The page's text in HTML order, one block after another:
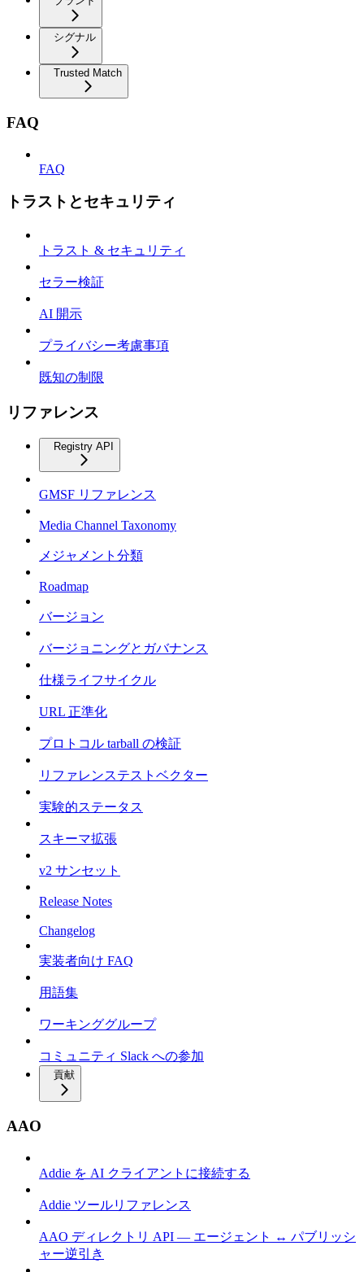
シグナル
Trusted Match
FAQ
FAQ
トラストとセキュリティ
トラスト & セキュリティ
セラー検証
AI 開示
プライバシー考慮事項
既知の制限
リファレンス
Registry API
GMSF リファレンス
Media Channel Taxonomy
メジャメント分類
Roadmap
バージョン
バージョニングとガバナンス
仕様ライフサイクル
URL 正準化
プロトコル tarball の検証
リファレンステストベクター
実験的ステータス
スキーマ拡張
v2 サンセット
Release Notes
Changelog
実装者向け FAQ
用語集
ワーキンググループ
コミュニティ Slack への参加
貢献
AAO
Addie を AI クライアントに接続する
Addie ツールリファレンス
AAO ディレクトリ API — エージェント ↔ パブリッシ
ャー逆引き